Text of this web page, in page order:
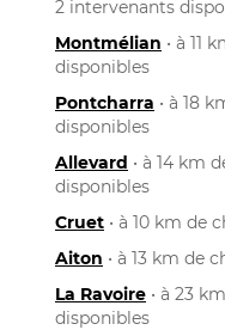
2 intervenants
Montmélian • à 11
disponibles
Pontcharra • à 18
disponibles
Allevard • à 14 km
disponibles
Cruet • à 10 km de
Aiton • à 13 km de
La Ravoire • à 23
disponibles